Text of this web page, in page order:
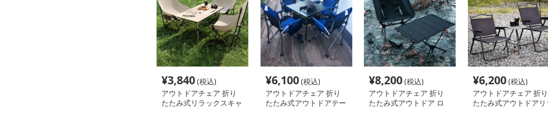
¥3,840(税込)
アウトドアチェア 折り
たたみ式リラックスキャ
¥6,100(税込)
アウトドアチェア 折り
たたみ式アウトドアテー
¥8,200(税込)
アウトドアチェア 折り
たたみ式アウトドア ロ
¥6,200(税込)
アウトドアチェア 折り
たたみ式アウトドアリ